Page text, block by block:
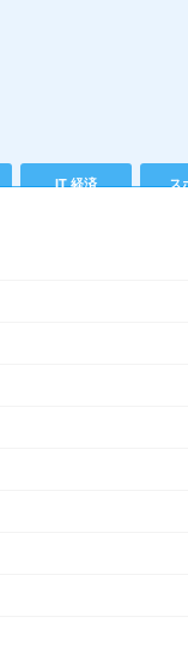
IT 経済 ス